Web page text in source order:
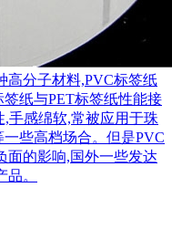
高分子材料,PVC标签纸
标签纸与PET标签纸性能接
手感绵软,常被应用于珠
业等一些高档场合。但是PVC
面的影响,国外一些发达
。